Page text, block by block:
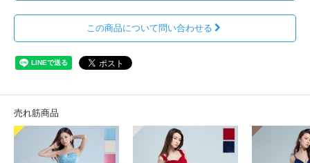
この商品について問い合わせる
売れ筋商品